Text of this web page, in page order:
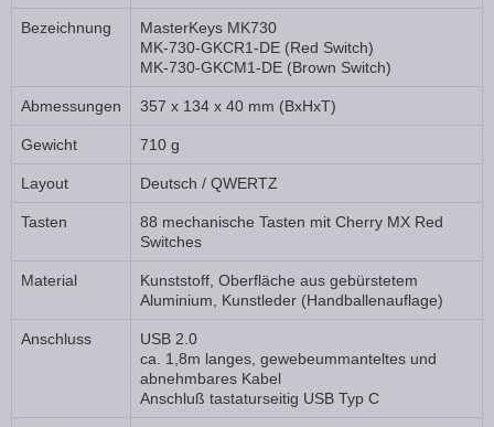
Bezeichnung
MasterKeys MK730
MK-730-GKCR1-DE (Red Switch)
MK-730-GKCM1-DE (Brown Switch)
Abmessungen 357 x 134 x 40 mm (BxHxT)
Gewicht 710 g
Layout Deutsch / QWERTZ
Tasten
88 mechanische Tasten mit Cherry MX Red
Switches
Material
Kunststoff, Oberfläche aus gebürstetem
Aluminium, Kunstleder (Handballenauflage)
Anschluss
USB 2.0
ca. 1,8m langes, gewebeummanteltes und
abnehmbares Kabel
Anschluß tastaturseitig USB Typ C